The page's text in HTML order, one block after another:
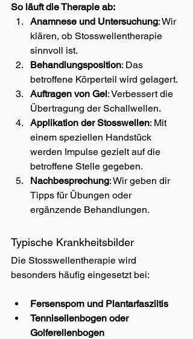
So läuft die Therapie ab:
Anamnese und Untersuchung: Wir
klären, ob Stosswellentherapie
sinnvoll ist.
Behandlungsposition: Das
betroffene Körperteil wird gelagert.
Auftragen von Gel: Verbessert die
Übertragung der Schallwellen.
Applikation der Stosswellen: Mit
einem speziellen Handstück
werden Impulse gezielt auf die
betroffene Stelle gegeben.
Nachbesprechung: Wir geben dir
Tipps für Übungen oder
ergänzende Behandlungen.
Typische Krankheitsbilder
Die Stosswellentherapie wird
besonders häufig eingesetzt bei:
Fersensporn und Plantarfasziitis
Tennisellenbogen oder
Golferellenbogen